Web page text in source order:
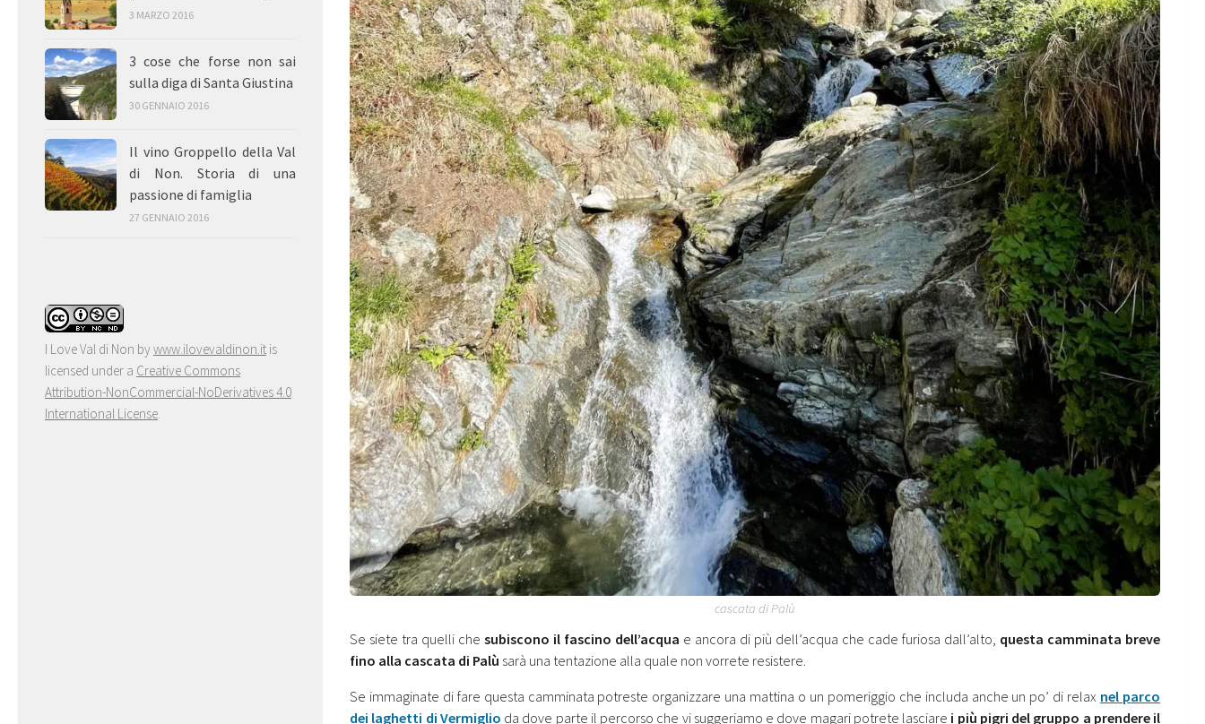
cascata di Palù
Se siete tra quelli che subiscono il fascino dell’acqua e ancora di più dell’acqua che cade furiosa dall’alto, questa camminata breve
fino alla cascata di Palù sarà una tentazione alla quale non vorrete resistere.
Se immaginate di fare questa camminata potreste organizzare una mattina o un pomeriggio che includa anche un po’ di relax nel parco
dei laghetti di Vermiglio da dove parte il percorso che vi suggeriamo e dove magari potrete lasciare i più pigri del gruppo a prendere il
3 MARZO 2016
3 cose che forse non sai
sulla diga di Santa Giustina
30 GENNAIO 2016
Il vino Groppello della Val
di Non. Storia di una
passione di famiglia
27 GENNAIO 2016
I Love Val di Non bywww.ilovevaldinon.it is
licensed under a Creative Commons
Attribution-NonCommercial-NoDerivatives 4.0
International License.